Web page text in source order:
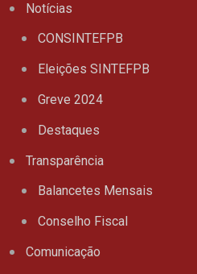
Notícias
CONSINTEFPB
Eleições SINTEFPB
Greve 2024
Destaques
Transparência
Balancetes Mensais
Conselho Fiscal
Comunicação